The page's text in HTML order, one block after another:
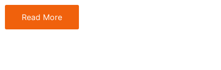
Read More